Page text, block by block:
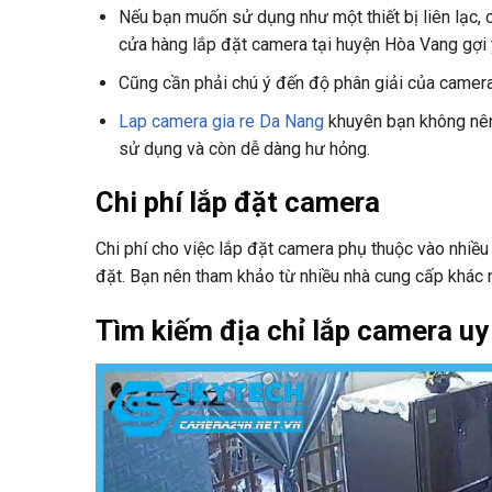
Nếu bạn muốn sử dụng như một thiết bị liên lạc,
cửa hàng lắp đặt camera tại huyện Hòa Vang
Cũng cần phải chú ý đến độ phân giải của
Lap camera gia re Da Nangkhuyên bạn không
sử dụng và còn dễ dàng hư hỏng.
Chi phí lắp đặt camera
Chi phí cho việc lắp đặt camera phụ thuộc vào
đặt. Bạn nên tham khảo từ nhiều nhà cung cấp
Tìm kiếm địa chỉ lắp camera